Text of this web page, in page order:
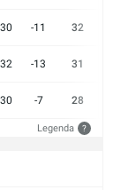
-11 32
-13 31
-7 28
Legenda ?